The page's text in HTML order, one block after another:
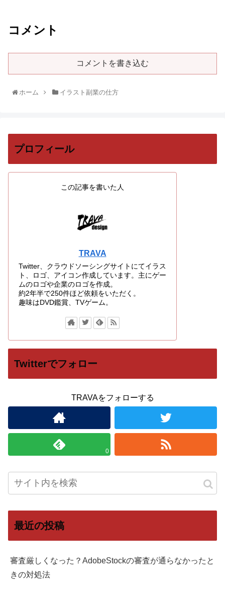
コメント
コメントを書き込む
ホーム イラスト副業の仕方
プロフィール
この記事を書いた人
TRAVA
Twitter、クラウドソーシングサイトにてイラス
ト、ロゴ、アイコン作成しています。主にゲー
ムのロゴや企業のロゴを作成。
約2年半で250件ほど依頼をいただく。
趣味はDVD鑑賞、TVゲーム。
Twitterでフォロー
TRAVAをフォローする
0
最近の投稿
審査厳しくなった？AdobeStockの審査が通らなかったと
きの対処法